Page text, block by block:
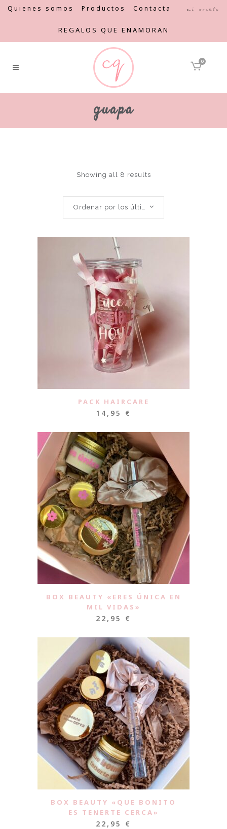
Quienes somos Productos Contacta Mi cuenta
REGALOS QUE ENAMORAN
0
guapa
Showing all 8 results
Ordenar por los últimos
PACK HAIRCARE
14,95 €
BOX BEAUTY «ERES ÚNICA EN
MIL VIDAS»
22,95 €
BOX BEAUTY «QUE BONITO
ES TENERTE CERCA»
22,95 €